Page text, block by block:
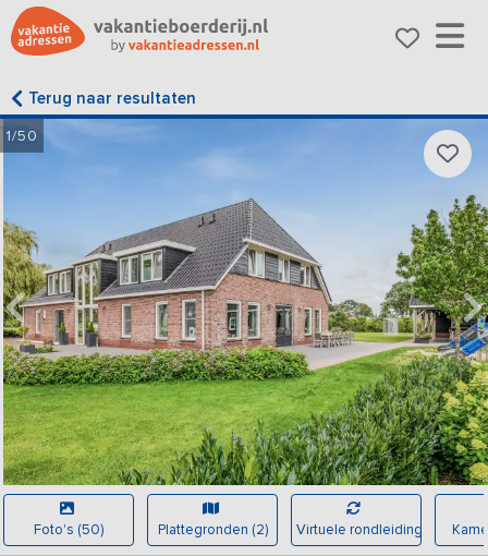
Terug naar resultaten
1/50
Foto's (50) Plattegronden (2) Virtuele rondleiding